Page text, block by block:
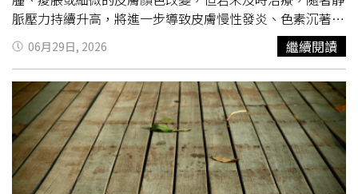
脈壓力持續升高，將進一步導致皮膚慢性發炎、色素沉著，
甚至最終形成難以癒合的潰瘍傷口。許多患者誤以為這只是
美容問題，事實上，這可能是靜脈功能不全所引起的慢性循
環問題。臨床上不少患者在初期發現腿部有輕微「蚯蚓狀突
起」時多半不以為意，等到皮膚開始發硬、發黑，甚至出現
滲液傷口時才求診，此時往往已演變成嚴重的靜脈性潰瘍。
靜脈瓣膜就像是血管內的「單向閥門」，原本的功能是防止
血液因地心引力倒流。一旦瓣膜功能受損失效，血液便會淤
積在下肢，形成長期的高壓環境並持續壓迫周邊組織，這正
06月29日, 2026 繼續閱讀